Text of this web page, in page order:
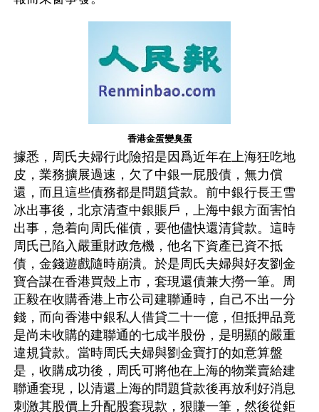
香港金蛋變臭蛋
據悉，周氏夫婦行此險招是因爲近年在上海狂吃地
皮，業務擴展過速，欠了中銀一屁股債，無力償
還，而且這些債務都是問題貸款。前中銀行長王雪
冰出事後，北京清查中銀賬戶，上海中銀方面害怕
出事，急着向周氏催債，要他儘快還清貸款。這時
周氏已陷入嚴重財政危機，他名下資產已資不抵
債，金錢遊戲隨時崩潰。於是周氏夫婦與好友劉金
寶合謀在香港買殼上市，套現還債兼大撈一筆。周
正毅在收購香港上市公司建聯通時，自己不出一分
錢，而向香港中銀私人借貸二十一億，但抵押品竟
是尚未收購的建聯通的七成半股份，是明顯的嚴重
違規貸款。當時周氏夫婦與劉金寶打的如意算盤
是，收購成功後，周氏可將他在上海的物業賣給建
聯通套現，以清還上海的問題貸款後再放利好消息
刺激其股價上升配股套現款，狠賺一筆，然後從鉅